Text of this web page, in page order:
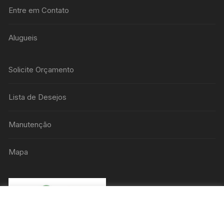
Entre em Contato
Alugueis
Solicite Orçamento
Lista de Desejos
Manutenção
Mapa